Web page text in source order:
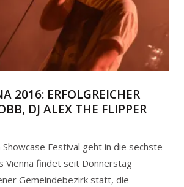
2016: ERFOLGREICHER
DJ ALEX THE FLIPPER
Showcase Festival geht in die sechste
Vienna findet seit Donnerstag
Gemeindebezirk statt, die